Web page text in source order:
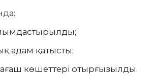
адам қатысты;
көшеттері отырғызылды.